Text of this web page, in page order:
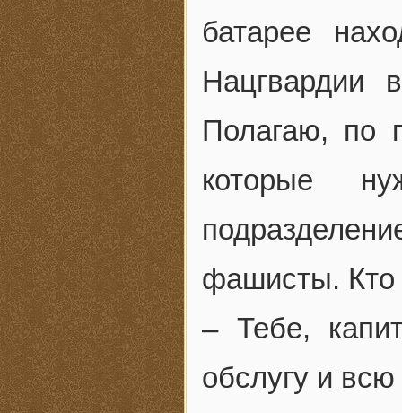
батарее
Нацгвардии
Полагаю, по
которые
фашисты. Кто
– Тебе,
обслугу и